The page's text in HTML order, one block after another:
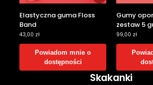
Elastyczna guma Floss
Band
43,00 zł
Powiadom mnie o
dostępności
Gumy
zestaw 5
99,00 zł
Skakanki